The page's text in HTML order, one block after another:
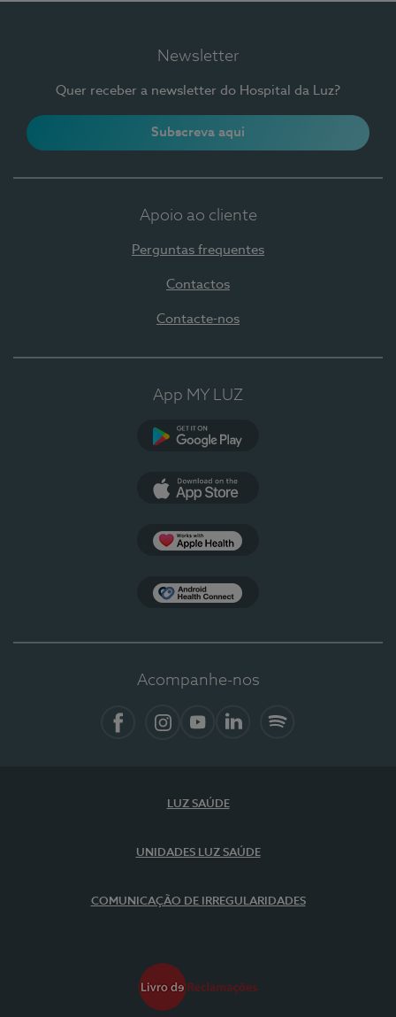
Newsletter
Quer receber a newsletter do Hospital da Luz?
Subscreva aqui
Apoio ao cliente
Perguntas frequentes
Contactos
Contacte-nos
App MY LUZ
Acompanhe-nos
LUZ SAÚDE
UNIDADES LUZ SAÚDE
COMUNICAÇÃO DE IRREGULARIDADES